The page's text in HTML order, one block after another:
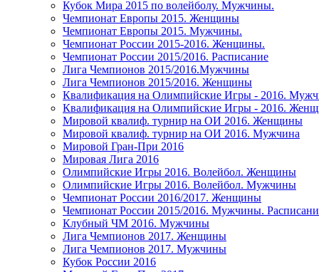
Кубок Мира 2015 по волейболу. Мужчины.
Чемпионат Европы 2015. Женщины
Чемпионат Европы 2015. Мужчины.
Чемпионат России 2015-2016. Женщины.
Чемпионат России 2015/2016. Расписание
Лига Чемпионов 2015/2016.Мужчины
Лига Чемпионов 2015/2016. Женщины
Квалификация на Олимпийские Игры - 2016.
Квалификация на Олимпийские Игры - 2016.
Мировой квалиф. турнир на ОИ 2016. Женщины
Мировой квалиф. турнир на ОИ 2016. Мужчина
Мировой Гран-При 2016
Мировая Лига 2016
Олимпийские Игры 2016. Волейбол. Женщины
Олимпийские Игры 2016. Волейбол. Мужчины
Чемпионат России 2016/2017. Женщины
Чемпионат России 2015/2016. Мужчины.
Клубный ЧМ 2016. Мужчины
Лига Чемпионов 2017. Женщины
Лига Чемпионов 2017. Мужчины
Кубок России 2016